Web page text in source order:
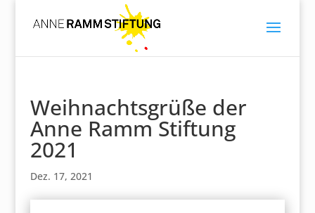
Weihnachtsgrüße der
Anne Ramm Stiftung
2021
Dez. 17, 2021